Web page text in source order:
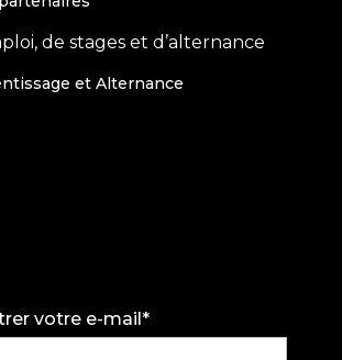
de stages et d’alternance
et Alternance
votre e-mail*